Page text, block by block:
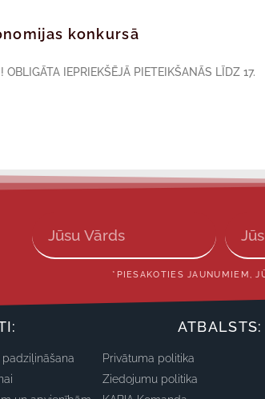
konkursā
IEPRIEKŠĒJĀ PIETEIKŠANĀS LĪDZ 17.
*PIESAKOTIES JAUNUMIEM,
ATBALSTS:
Privātuma politika
Ziedojumu politika